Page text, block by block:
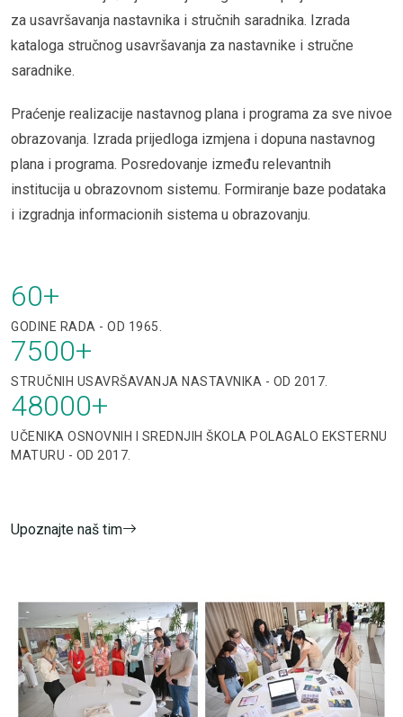
za usavršavanja nastavnika i stručnih saradnika. Izrada
kataloga stručnog usavršavanja za nastavnike i stručne
saradnike.
Praćenje realizacije nastavnog plana i programa za sve nivoe
obrazovanja. Izrada prijedloga izmjena i dopuna nastavnog
plana i programa. Posredovanje između relevantnih
institucija u obrazovnom sistemu. Formiranje baze podataka
i izgradnja informacionih sistema u obrazovanju.
60+
GODINE RADA - OD 1965.
7500+
STRUČNIH USAVRŠAVANJA NASTAVNIKA - OD 2017.
48000+
UČENIKA OSNOVNIH I SREDNJIH ŠKOLA POLAGALO EKSTERNU
MATURU - OD 2017.
Upoznajte naš tim